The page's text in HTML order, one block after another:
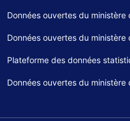
Données ouvertes du ministère
Données ouvertes du ministère
Plateforme des données
Données ouvertes du ministère